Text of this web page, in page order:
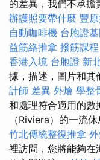
的差異，我們不承擔
辦護照要帶什麼 豐
自動咖啡機 台胞證
益筋絡推拿 撥筋課程
香港入境 台胞證 新
據，描述，圖片和其
計師 差異 外燴 學整
和處理符合適用的數
（Riviera）的一流
竹北傳統整復推拿
裡訪問，您將能夠在